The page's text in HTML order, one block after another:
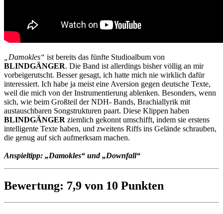
„Damokles“ ist bereits das fünfte Studioalbum von
BLINDGÄNGER. Die Band ist allerdings bisher völlig an mir
vorbeigerutscht. Besser gesagt, ich hatte mich nie wirklich dafür
interessiert. Ich habe ja meist eine Aversion gegen deutsche Texte,
weil die mich von der Instrumentierung ablenken. Besonders, wenn
sich, wie beim Großteil der NDH- Bands, Brachiallyrik mit
austauschbaren Songstrukturen paart. Diese Klippen haben
BLINDGÄNGER ziemlich gekonnt umschifft, indem sie erstens
intelligente Texte haben, und zweitens Riffs ins Gelände schrauben,
die genug auf sich aufmerksam machen.
Anspieltipp: „Damokles“ und „Downfall“
Bewertung: 7,9 von 10 Punkten